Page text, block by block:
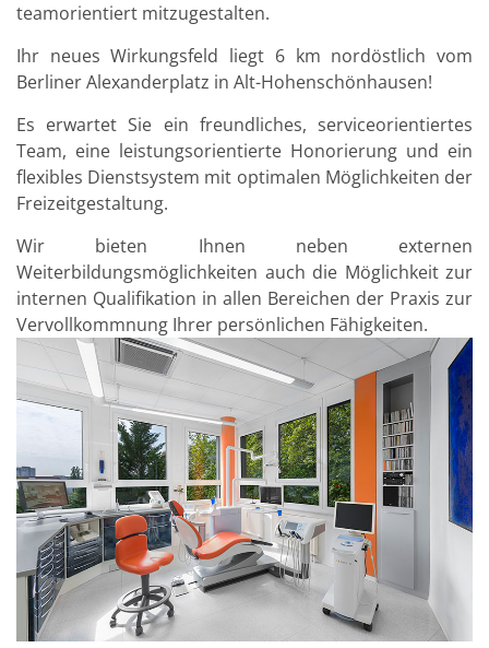
teamorientiert mitzugestalten.
Ihr neues Wirkungsfeld liegt 6 km nordöstlich vom
Berliner Alexanderplatz in Alt-Hohenschönhausen!
Es erwartet Sie ein freundliches, serviceorientiertes
Team, eine leistungsorientierte Honorierung und ein
flexibles Dienstsystem mit optimalen Möglichkeiten der
Freizeitgestaltung.
Wir bieten Ihnen neben externen
Weiterbildungsmöglichkeiten auch die Möglichkeit zur
internen Qualifikation in allen Bereichen der Praxis zur
Vervollkommnung Ihrer persönlichen Fähigkeiten.